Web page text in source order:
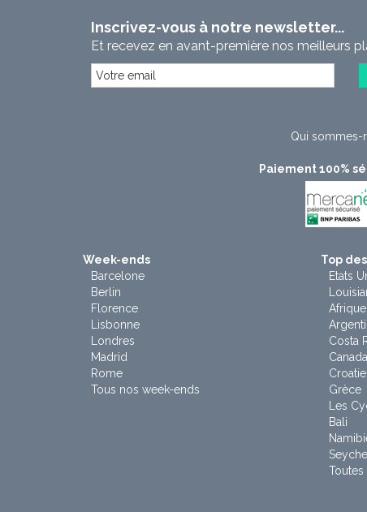
Inscrivez-vous à notre newsletter...
Et recevez en avant-première nos meilleurs
Qui sommes-
Paiement 100%
Week-ends
Barcelone
Berlin
Florence
Lisbonne
Londres
Madrid
Rome
Tous nos week-ends
Top
Etats
Costa
Canada
Croatie
Grèce
Les
Bali